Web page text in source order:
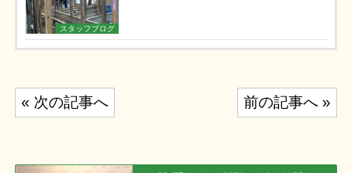
スタッフブログ
投
稿
ビ
前の記事へ »
« 次の記事へ